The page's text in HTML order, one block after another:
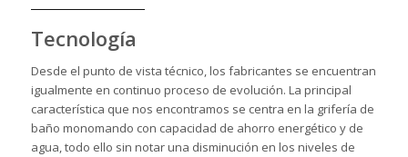
Tecnología
Desde el punto de vista técnico, los fabricantes se encuentran
igualmente en continuo proceso de evolución. La principal
característica que nos encontramos se centra en la grifería de
baño monomando con capacidad de ahorro energético y de
agua, todo ello sin notar una disminución en los niveles de